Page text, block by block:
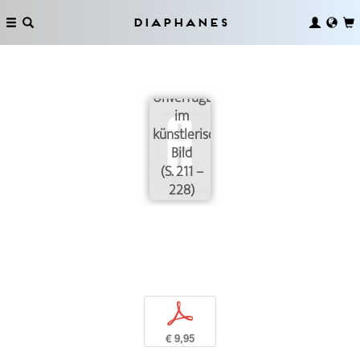
Diaphanes
Drei
Unverfügbaren
im
künstlerischen
Bild
(S. 211 –
228)
p
€ 9,95